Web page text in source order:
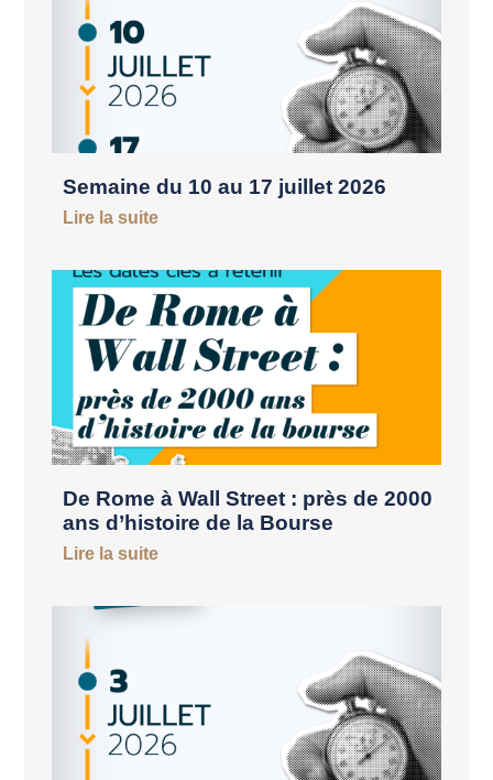
Semaine du 10 au 17 juillet 2026
Lire la suite
De Rome à Wall Street : près de 2000
ans d’histoire de la Bourse
Lire la suite